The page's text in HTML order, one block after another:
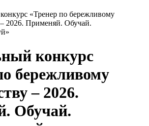
«Тренер по бережливому
– 2026. Применяй. Обучай.
конкурс
бережливому
– 2026.
Обучай.